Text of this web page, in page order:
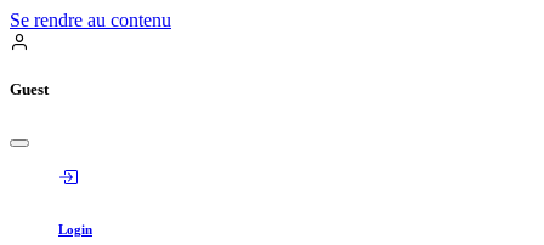
Se rendre au contenu
Guest
Login